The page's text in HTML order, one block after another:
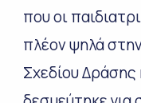
που οι
πλέον ψηλά
Σχεδίου Δράσης